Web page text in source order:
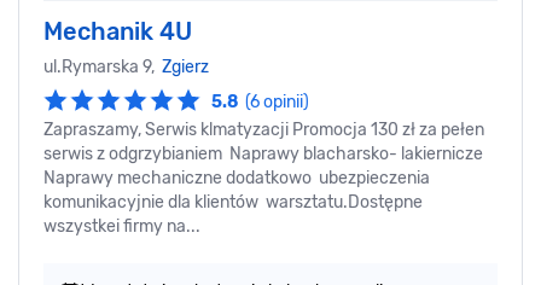
Mechanik 4U
ul.Rymarska 9, Zgierz
5.8 (6 opinii)
Zapraszamy, Serwis klmatyzacji Promocja 130 zł za pełen
serwis z odgrzybianiem Naprawy blacharsko- lakiernicze
Naprawy mechaniczne dodatkowo ubezpieczenia
komunikacyjnie dla klientów warsztatu.Dostępne
wszystkei firmy na...